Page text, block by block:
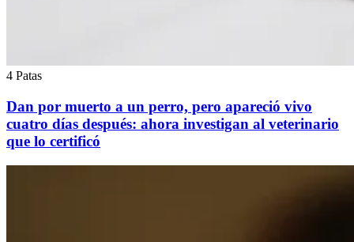
4 Patas
Dan por muerto a un perro, pero apareció vivo
cuatro días después: ahora investigan al veterinario
que lo certificó